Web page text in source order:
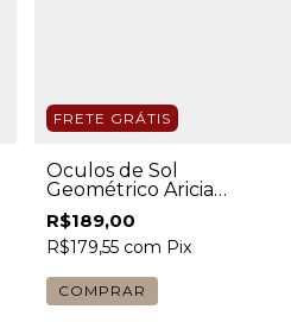
FRETE GRÁTIS
Óculos de Sol
Geométrico Aricia
Dourado com Lente
Preta Feminino
R$189,00
R$179,55 com Pix
COMPRAR